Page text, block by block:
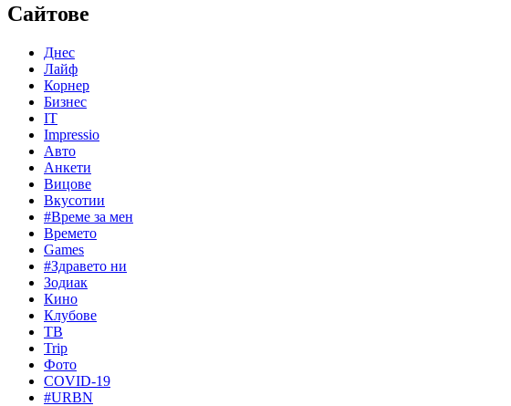
Сайтове
Днес
Лайф
Корнер
Бизнес
IT
Impressio
Авто
Анкети
Вицове
Вкусотии
#Време за мен
Времето
Games
#Здравето ни
Зодиак
Кино
Клубове
ТВ
Trip
Фото
COVID-19
#URBN